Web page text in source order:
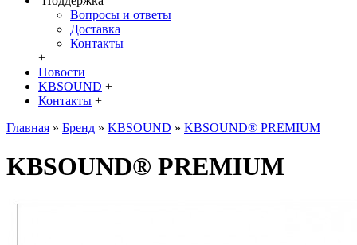
Вопросы и ответы
Доставка
Контакты
+
Новости +
KBSOUND +
Контакты +
Главная » Бренд » KBSOUND » KBSOUND® PREMIUM
KBSOUND® PREMIUM